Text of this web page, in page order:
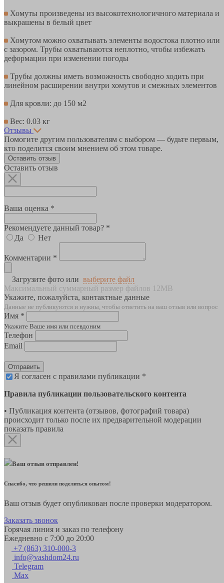
Хомуты произведены из высокотехнологичного материала и
выкрашены в белый цвет
Хомутом можно охватывать элементы водостока плотно или
с зазором. Трубы охватываются неплотно, чтобы избежать
деформации при изменении погоды
Трубы должны иметь возможность свободно ходить при
линейном расширении внутри хомутов и смежных элементов
Для кровли: до 150 м2
Вес: 0.03 кг
Отзывы
Помогите другим пользователям с выбором — будьте первым,
кто поделится своим мнением об этом товаре.
Оставить отзыв
Оставить отзыв
Ваша оценка *
Рекомендуете данный товар? *
Да
Нет
Комментарии *
Загрузите фото или выберите файл
Максимальный суммарный размер файлов 12MB
Укажите, пожалуйста, контактные данные
Данные не публикуются и нужны, чтобы ответить на ваш отзыв или вопрос
Имя *
Укажите Ваше имя или псевдоним
Телефон
Email
Отправить
Я согласен с правилами публикации *
Правила публикации пользовательского контента
• Публикация контента (отзывов, фотографий товара)
происходит только после их предварительной модерации
показать правила
Ваш отзыв отправлен!
Спасибо, что решили поделиться опытом!
Ваш отзыв будет опубликован после проверки модератором.
Заказать звонок
Горячая линия и заказ по телефону
Ежедневно с 7:00 до 20:00
+7 (863) 310-000-3
info@vashdom24.ru
Telegram
Max